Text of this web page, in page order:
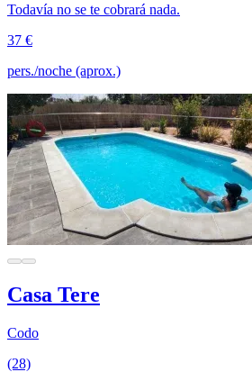
Todavía no se te cobrará nada.
37 €
pers./noche (aprox.)
Casa Tere
Codo
(28)